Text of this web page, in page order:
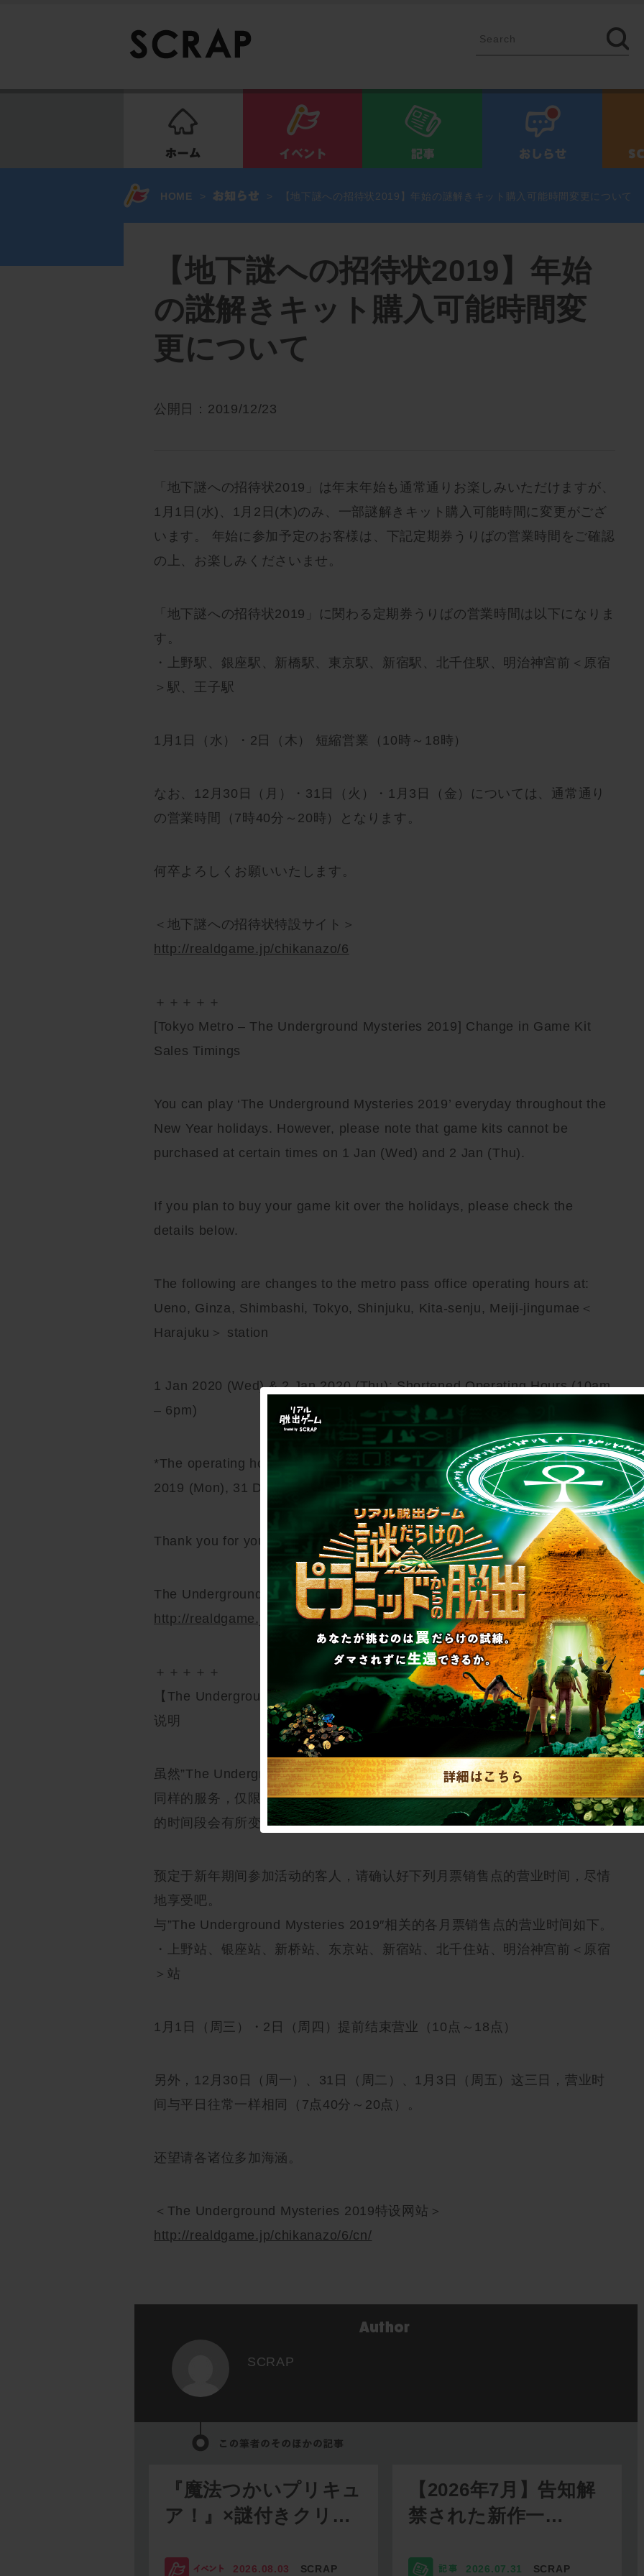
HOME > > 【地下謎への招待状2019】年始の謎解きキット購入可能時間変更について
【地下謎への招待状2019】年始
の謎解きキット購入可能時間変
更について
公開日：2019/12/23
「地下謎への招待状2019」は年末年始も通常通りお楽しみいただけますが、
1月1日(水)、1月2日(木)のみ、一部謎解きキット購入可能時間に変更がござ
います。 年始に参加予定のお客様は、下記定期券うりばの営業時間をご確認
の上、お楽しみくださいませ。
「地下謎への招待状2019」に関わる定期券うりばの営業時間は以下になりま
す。
・上野駅、銀座駅、新橋駅、東京駅、新宿駅、北千住駅、明治神宮前＜原宿
＞駅、王子駅
1月1日（水）・2日（木） 短縮営業（10時～18時）
なお、12月30日（月）・31日（火）・1月3日（金）については、通常通り
の営業時間（7時40分～20時）となります。
何卒よろしくお願いいたします。
＜地下謎への招待状特設サイト＞
http://realdgame.jp/chikanazo/6
＋＋＋＋＋
[Tokyo Metro – The Underground Mysteries 2019] Change in Game Kit
Sales Timings
You can play ‘The Underground Mysteries 2019’ everyday throughout the
New Year holidays. However, please note that game kits cannot be
purchased at certain times on 1 Jan (Wed) and 2 Jan (Thu).
If you plan to buy your game kit over the holidays, please check the
details below.
The following are changes to the metro pass office operating hours at:
Ueno, Ginza, Shimbashi, Tokyo, Shinjuku, Kita-senju, Meiji-jingumae＜
Harajuku＞ station
1 Jan 2020 (Wed) & 2 Jan 2020 (Thu): Shortened Operating Hours (10am
– 6pm)
*The operating hours will remain the same at 7:40am – 8pm on 30 Dec
2019 (Mon), 31 Dec 2019 (Tue) & 3 Jan 2020 (Fri).
Thank you for your understanding.
The Underground Mysteries Official Website:
http://realdgame.jp/chikanazo/6/en/
＋＋＋＋＋
【The Underground Mysteries 2019】关于新年期间购买解谜套件时间段的
说明
虽然”The Underground Mysteries 2019″在新年期间也能够让客人享受与平常
同样的服务，仅限于1月1日(周三)，1月2日(周四)，有一部分解谜套件可购入
的时间段会有所变更。
预定于新年期间参加活动的客人，请确认好下列月票销售点的营业时间，尽情
地享受吧。
与”The Underground Mysteries 2019″相关的各月票销售点的营业时间如下。
・上野站、银座站、新桥站、东京站、新宿站、北千住站、明治神宫前＜原宿
＞站
1月1日（周三）・2日（周四）提前结束营业（10点～18点）
另外，12月30日（周一）、31日（周二）、1月3日（周五）这三日，营业时
间与平日往常一样相同（7点40分～20点）。
还望请各诸位多加海涵。
＜The Underground Mysteries 2019特设网站＞
http://realdgame.jp/chikanazo/6/cn/
SCRAP
『魔法つかいプリキュ
ア！』×謎付きクリ…
2026.08.03 SCRAP
【2026年7月】告知解
禁された新作一…
2026.07.31 SCRAP